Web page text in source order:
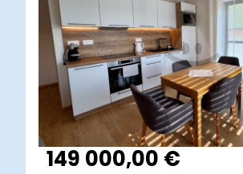
149 000,00 €